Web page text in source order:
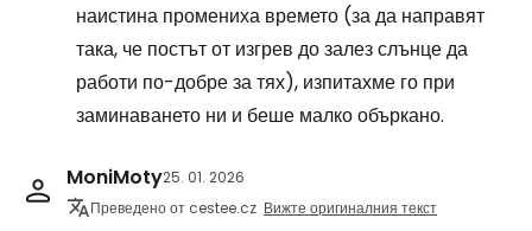
наистина промениха времето (за да направят
така, че постът от изгрев до залез слънце да
работи по-добре за тях), изпитахме го при
заминаването ни и беше малко объркано.
MoniMoty25. 01. 2026
Преведено от cestee.cz Вижте оригиналния текст